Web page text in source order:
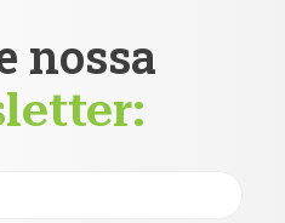
nossa